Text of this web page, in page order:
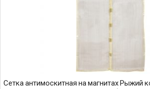
Сетка антимоскитная на магнитах Рыжий